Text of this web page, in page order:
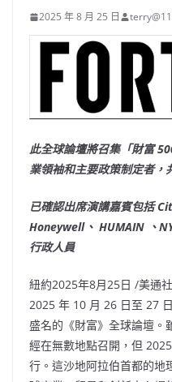
2025 年 8 月 25 日
此全球論壇將召集「財富
業領袖和主要政策制定者，
已確認出席演講嘉賓包括
Honeywell、 HUMAIN 、
行政人員
紐約2025年8月25日 /美通
2025 年 10 月 26 日至 27
盛名的《財富》全球論壇。
經在無數地點召開，但
行。這沙地阿拉伯首都的地